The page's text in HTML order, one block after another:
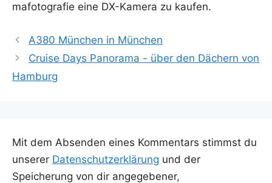
ma­fo­to­gra­fie eine DX-Kame­ra zu kaufen.
A380 München in München
Cruise Days Panorama - über den Dächern von
Hamburg
Mit dem Absenden eines Kommentars stimmst du
unserer Datenschutzerklärung und der
Speicherung von dir angegebener,